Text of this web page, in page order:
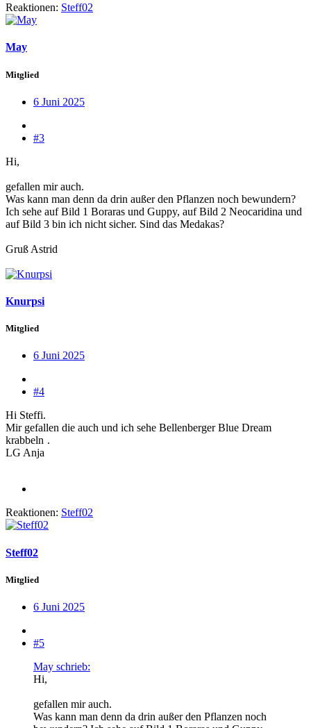
Reaktionen: Steff02
May
Mitglied
6 Juni 2025
#3
Hi,
gefallen mir auch.
Was kann man denn da drin außer den Pflanzen noch bewundern?
Ich sehe auf Bild 1 Boraras und Guppy, auf Bild 2 Neocaridina und
auf Bild 3 bin ich nicht sicher. Sind das Medakas?
Gruß Astrid
Knurpsi
Mitglied
6 Juni 2025
#4
Hi Steffi.
Mir gefallen die auch und ich sehe Bellenberger Blue Dream
krabbeln .
LG Anja
Reaktionen: Steff02
Steff02
Mitglied
6 Juni 2025
#5
May schrieb:
Hi,
gefallen mir auch.
Was kann man denn da drin außer den Pflanzen noch